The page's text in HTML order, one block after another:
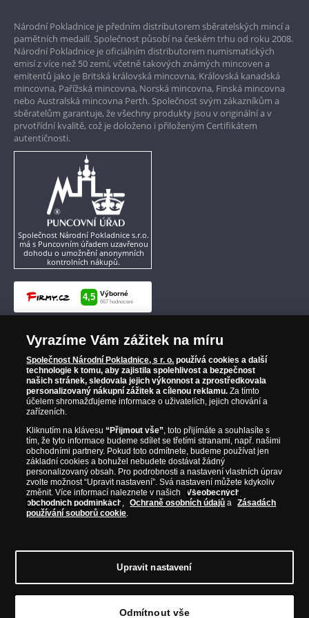
Garance nejvyšší kvality
Pouze originální produkty
Národní Pokladnice je předním distributorem sběratelských mincí a
pamětních medailí. Společnost působí na českém trhu od roku 2008.
Národní Pokladnice je oficiálním distributorem numismatických
emisí z více než 50 zemí, včetně takových známých mincoven a
emitentů jako je Britská královská mincovna, Královská kanadská
mincovna, Pařížská mincovna, Norská mincovna, Finská mincovna
nebo Australská mincovna Perth. Společnost svým zákazníkům a
sběratelům garantuje, že všechny produkty jsou v originální a v
prvotřídní kvalitě, což je doloženo i přiloženým Certifikátem
autentičnosti.
Společnost Národní Pokladnice s.r.o.
má s Puncovním úřadem uzavřenou
dohodu o umožnění anonymních
kontrolních nákupů.
IČ: 28507622; DIČ: CZ28507622Společnost zapsána v OR vedeném Městským
Vyrazíme Vám zážitek na míru
Společnost Národní Pokladnice, s r. o. používá cookies a další
technologie k tomu, aby zajistila spolehlivost a bezpečnost
našich stránek, sledovala jejich výkonnost a zprostředkovala
personalizovaný nákupní zážitek a cílenou reklamu. Za tímto
účelem shromažďujeme informace o uživatelích, jejich chování a
zařízeních.
Kliknutím na klávesu“Přijmout vše”, toto přijímáte a souhlasíte s
tím, že tyto informace budeme sdílet se třetími stranami, např. našimi
obchodními partnery. Pokud toto odmítnete, budeme používat jen
základní cookies a bohužel nebudete dostávat žádný
personalizovaný obsah. Pro podrobnosti a nastavení vlastních úprav
zvolte možnost “Upravit nastavení”. Svá nastavení můžete kdykoliv
změnit. Více informací naleznete v našich
Všeobecných
obchodních podmínkách , Ochraně osobních údajů a
Zásadách
používání souborů cookie.
Upravit nastavení
Odmítnout vše